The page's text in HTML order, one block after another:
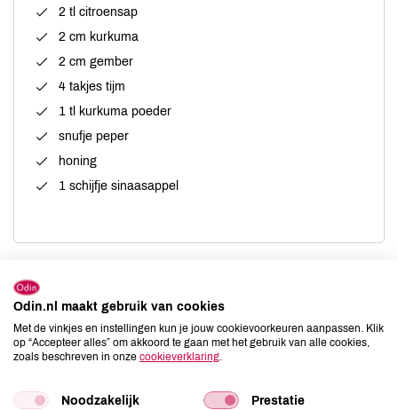
2 tl citroensap
2 cm kurkuma
2 cm gember
4 takjes tijm
1 tl kurkuma poeder
snufje peper
honing
1 schijfje sinaasappel
Bereiding
Snij de kurkuma en de gember in grove stukken.
Pers de sinaasappel in een citruspers.
een pannetje en doe er de kurkuma, gember en overige
Odin.nl maakt gebruik van cookies
Met de vinkjes en instellingen kun je jouw cookievoorkeuren aanpassen. Klik
op “Accepteer alles” om akkoord te gaan met het gebruik van alle cookies,
zoals beschreven in onze cookieverklaring.
Noodzakelijk Prestatie